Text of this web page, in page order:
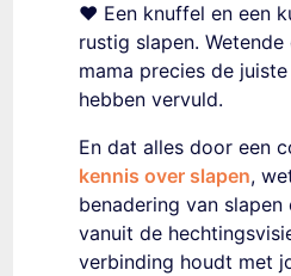
❤️ Een knuffel en een
rustig slapen.
mama precies de
hebben vervuld.
En dat alles door een
kennis over slapen,
benadering van slapen
vanuit de
verbinding houdt met